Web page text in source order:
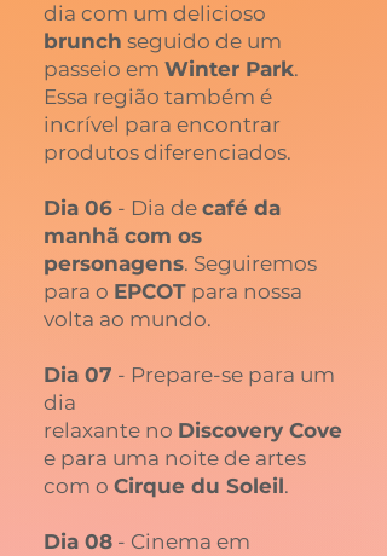
dia com um delicioso
brunch seguido de um
passeio em Winter Park.
Essa região também é
incrível para encontrar
produtos diferenciados.
Dia 06 - Dia de café da
manhã com os
personagens. Seguiremos
para o EPCOT para nossa
volta ao mundo.
Dia 07 - Prepare-se para um
dia
relaxante no Discovery Cove
e para uma noite de artes
com o Cirque du Soleil.
Dia 08 - Cinema em